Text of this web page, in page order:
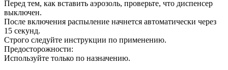
Перед тем, как вставить аэрозоль, проверьте, что диспенсер
выключен.
После включения распыление начнется автоматически через
15 секунд.
Строго следуйте инструкции по применению.
Предосторожности:
Используйте только по назначению.